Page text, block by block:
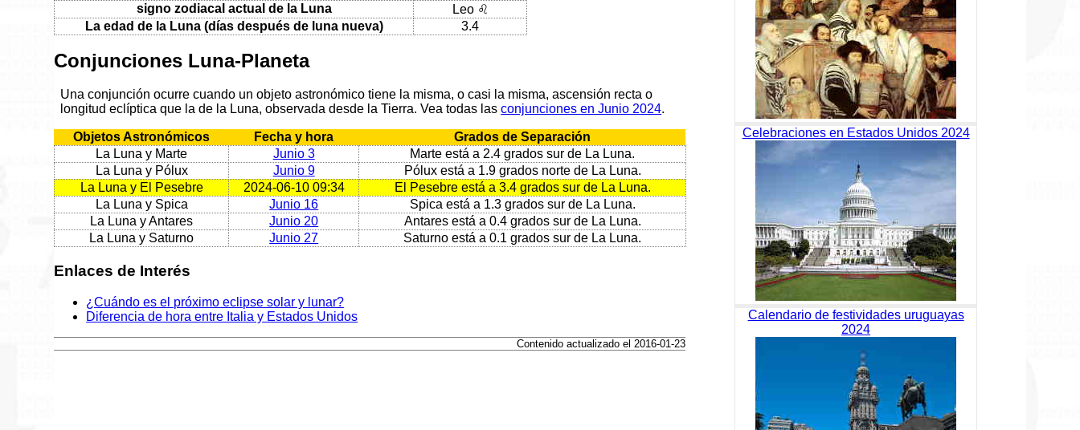
signo zodiacal actual de la Luna
Leo ♌
La edad de la Luna (días después de luna nueva)
3.4
Conjunciones Luna-Planeta
Una conjunción ocurre cuando un objeto astronómico tiene la misma, o casi la misma, ascensión recta o
longitud eclíptica que la de la Luna, observada desde la Tierra. Vea todas lasconjunciones en Junio 2024.
Objetos Astronómicos Fecha y hora
Grados de Separación
La Luna y Marte
Junio 3
Marte está a 2.4 grados sur de La Luna.
La Luna y Pólux
Junio 9
Pólux está a 1.9 grados norte de La Luna.
La Luna y El Pesebre
2024-06-10 09:34
El Pesebre está a 3.4 grados sur de La Luna.
La Luna y Spica
Junio 16
Spica está a 1.3 grados sur de La Luna.
La Luna y Antares
Junio 20
Antares está a 0.4 grados sur de La Luna.
La Luna y Saturno
Junio 27 Saturno está a 0.1 grados sur de La Luna.
Enlaces de Interés
¿Cuándo es el próximo eclipse solar y lunar?
Diferencia de hora entre Italia y Estados Unidos
Contenido actualizado el 2016-01-23
Celebraciones en Estados Unidos 2024
Calendario de festividades uruguayas
2024